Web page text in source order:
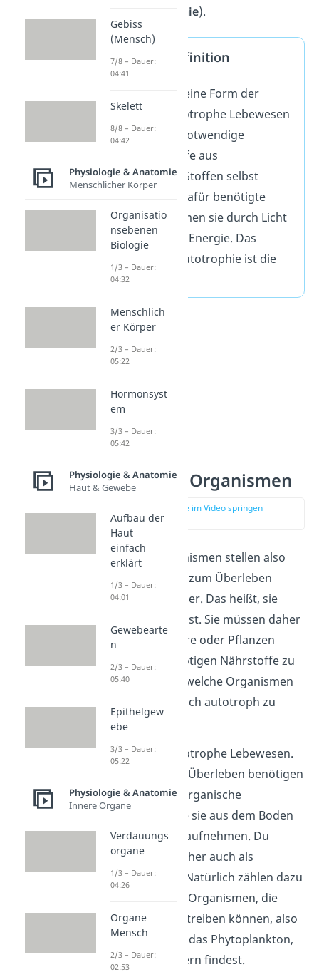
Chemoautotrophie).
Autotroph Definition
eine Form der
Ernährung. Autotrophe Lebewesen
können lebensnotwendige
organische Stoffe aus
anorganischen Stoffen selbst
herstellen. Die dafür benötigte
Energie bekommen sie durch Licht
oder chemische Energie. Das
Gegenteil der Autotrophie ist die
Heterotrophie.
Autotrophe Organismen
zur Stelle im Video springen
(00:44)
Autotrophe Organismen stellen also
ihre Stoffe, die sie zum Überleben
brauchen, selbst her. Das heißt, sie
ernähren sich selbst. Sie müssen daher
keine anderen Tiere oder Pflanzen
fressen, um die nötigen Nährstoffe zu
bekommen. Aber welche Organismen
sind in der Lage, sich autotroph zu
ernähren?
Pflanzensind autotrophe Lebewesen.
Alles, was sie zum Überleben benötigen
sind Licht und anorganische
Verbindungen, die sie aus dem Boden
oder aus der Luft aufnehmen. Du
bezeichnest sie daher auch als
photoautotroph
. Natürlich zählen dazu
auch alle anderen Organismen, die
Photosynthese betreiben können, also
zum Beispiel auch das Phytoplankton,
das du in Gewässern findest.
Gebiss
(Mensch)
7/8 – Dauer:
04:41
Skelett
8/8 – Dauer:
04:42
Physiologie & Anatomie
Menschlicher Körper
Organisatio
nsebenen
Biologie
1/3 – Dauer:
04:32
Menschlich
er Körper
2/3 – Dauer:
05:22
Hormonsyst
em
3/3 – Dauer:
05:42
Physiologie & Anatomie
Haut & Gewebe
Aufbau der
Haut
einfach
erklärt
1/3 – Dauer:
04:01
Gewebearte
n
2/3 – Dauer:
05:40
Epithelgew
ebe
3/3 – Dauer:
05:22
Physiologie & Anatomie
Innere Organe
Verdauungs
organe
1/3 – Dauer:
04:26
Organe
Mensch
2/3 – Dauer:
02:53